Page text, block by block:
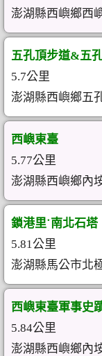
澎湖縣西嶼鄉西
五孔頂步道&五
5.7公里
澎湖縣西嶼鄉五
西嶼東臺
5.77公里
澎湖縣西嶼鄉內
鎖港里˙南北石塔
5.81公里
澎湖縣馬公市北
西嶼東臺軍事史
5.84公里
澎湖縣西嶼鄉內